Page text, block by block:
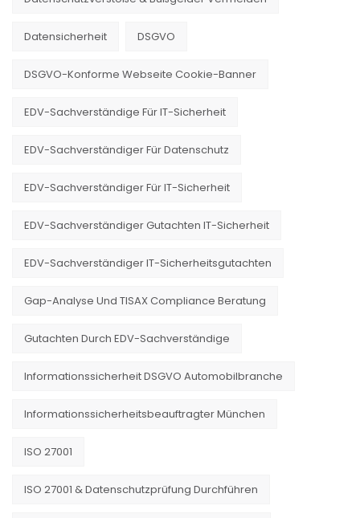
Datensicherheit DSGVO
DSGVO-Konforme Webseite Cookie-Banner
EDV-Sachverständige Für IT-Sicherheit
EDV-Sachverständiger Für Datenschutz
EDV-Sachverständiger Für IT-Sicherheit
EDV-Sachverständiger Gutachten IT-Sicherheit
EDV-Sachverständiger IT-Sicherheitsgutachten
Gap-Analyse Und TISAX Compliance Beratung
Gutachten Durch EDV-Sachverständige
Informationssicherheit DSGVO Automobilbranche
Informationssicherheitsbeauftragter München
ISO 27001
ISO 27001 & Datenschutzprüfung Durchführen